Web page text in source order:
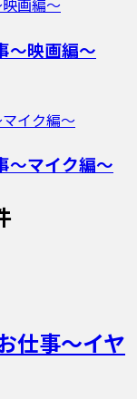
〜映画編〜
〜マイク編〜
仕事〜イヤ